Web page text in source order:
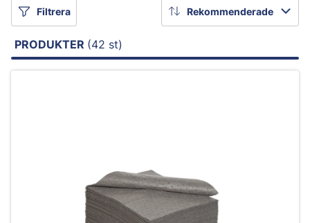
Filtrera Rekommenderade
PRODUKTER (42 st)